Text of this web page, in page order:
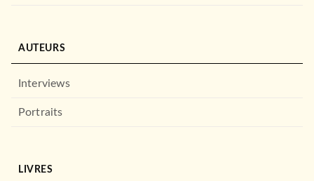
AUTEURS
Interviews
Portraits
LIVRES